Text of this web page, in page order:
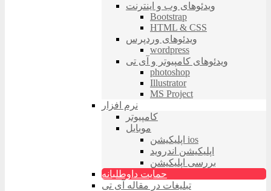
ویدئوهای وب و اینترنت
Bootstrap
HTML & CSS
ویدئوهای وردپرس
wordpress
ویدئوهای کامپیوتر و آی تی
photoshop
Illustrator
MS Project
نرم افزار
کامپیوتر
موبایل
اپلیکیشن ios
اپلیکیشن اندروید
بررسی اپلیکیشن
حمایت داوطلبانه
تبلیغات در مقاله آی تی